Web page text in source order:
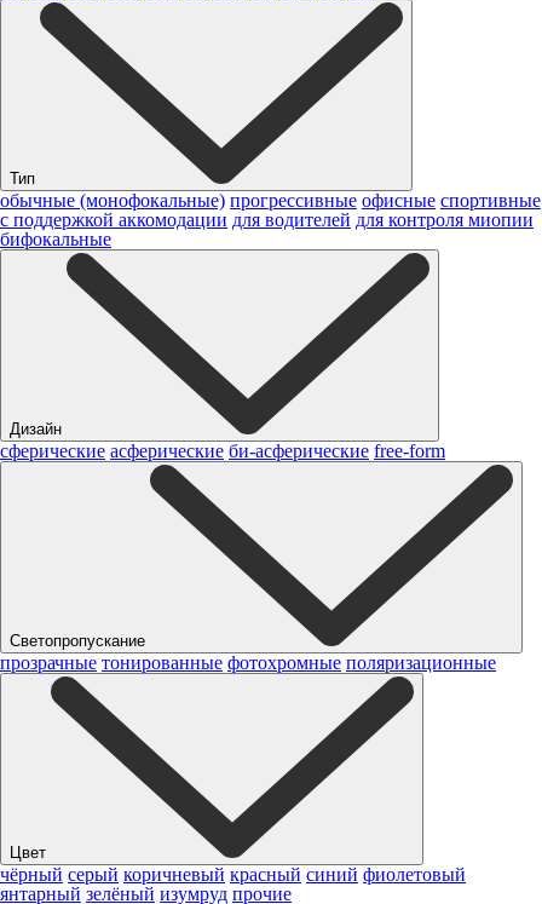
Тип
обычные (монофокальные) прогрессивные офисные спортивные
с поддержкой аккомодации для водителей для контроля миопии
бифокальные
Дизайн
сферические асферические би-асферические free-form
Светопропускание
прозрачные тонированные фотохромные поляризационные
Цвет
чёрный серый коричневый красный синий фиолетовый
янтарный зелёный изумруд прочие